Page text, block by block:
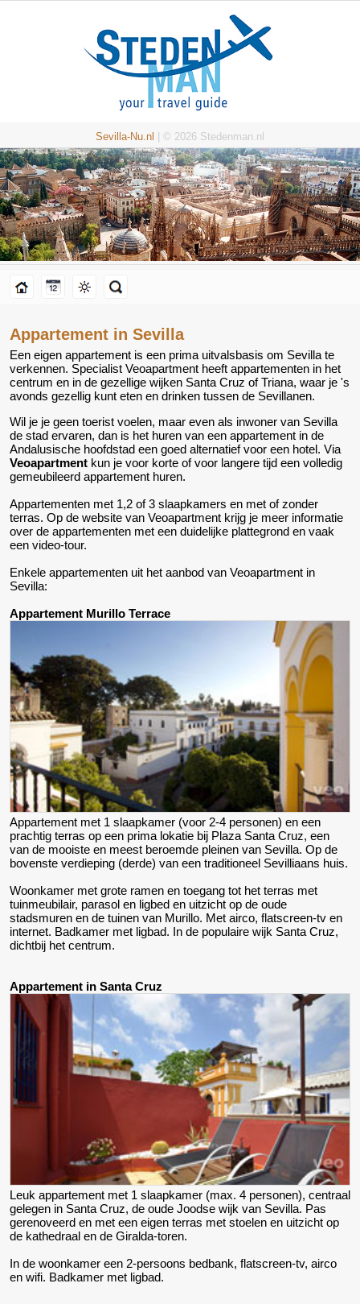
Sevilla-Nu.nl | © 2026 Stedenman.nl
Appartement in Sevilla
Een eigen appartement is een prima uitvalsbasis om Sevilla te
verkennen. Specialist Veoapartment heeft appartementen in het
centrum en in de gezellige wijken Santa Cruz of Triana, waar je 's
avonds gezellig kunt eten en drinken tussen de Sevillanen.
Wil je je geen toerist voelen, maar even als inwoner van Sevilla
de stad ervaren, dan is het huren van een appartement in de
Andalusische hoofdstad een goed alternatief voor een hotel. Via
Veoapartment kun je voor korte of voor langere tijd een volledig
gemeubileerd appartement huren.
Appartementen met 1,2 of 3 slaapkamers en met of zonder
terras. Op de website van Veoapartment krijg je meer informatie
over de appartementen met een duidelijke plattegrond en vaak
een video-tour.
Enkele appartementen uit het aanbod van Veoapartment in
Sevilla:
Appartement Murillo Terrace
Appartement met 1 slaapkamer (voor 2-4 personen) en een
prachtig terras op een prima lokatie bij Plaza Santa Cruz, een
van de mooiste en meest beroemde pleinen van Sevilla. Op de
bovenste verdieping (derde) van een traditioneel Sevilliaans huis.
Woonkamer met grote ramen en toegang tot het terras met
tuinmeubilair, parasol en ligbed en uitzicht op de oude
stadsmuren en de tuinen van Murillo. Met airco, flatscreen-tv en
internet. Badkamer met ligbad. In de populaire wijk Santa Cruz,
dichtbij het centrum.
Appartement in Santa Cruz
Leuk appartement met 1 slaapkamer (max. 4 personen), centraal
gelegen in Santa Cruz, de oude Joodse wijk van Sevilla. Pas
gerenoveerd en met een eigen terras met stoelen en uitzicht op
de kathedraal en de Giralda-toren.
In de woonkamer een 2-persoons bedbank, flatscreen-tv, airco
en wifi. Badkamer met ligbad.